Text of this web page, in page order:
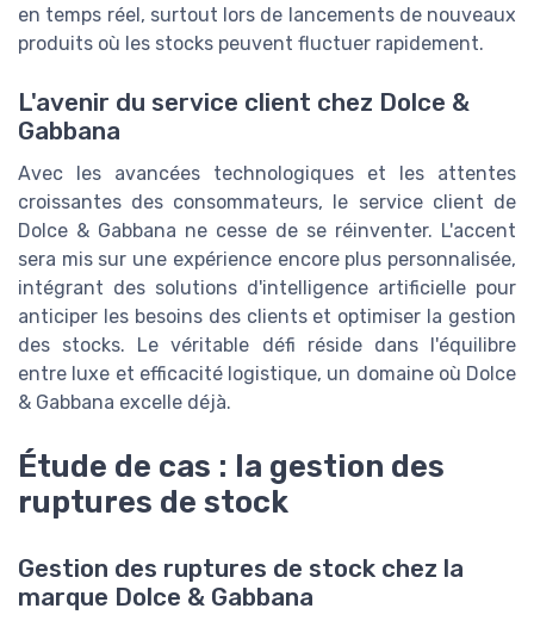
en temps réel, surtout lors de lancements de nouveaux
produits où les stocks peuvent fluctuer rapidement.
L'avenir du service client chez Dolce &
Gabbana
Avec les avancées technologiques et les attentes
croissantes des consommateurs, le service client de
Dolce & Gabbana ne cesse de se réinventer. L'accent
sera mis sur une expérience encore plus personnalisée,
intégrant des solutions d'intelligence artificielle pour
anticiper les besoins des clients et optimiser la gestion
des stocks. Le véritable défi réside dans l'équilibre
entre luxe et efficacité logistique, un domaine où Dolce
& Gabbana excelle déjà.
Étude de cas : la gestion des
ruptures de stock
Gestion des ruptures de stock chez la
marque Dolce & Gabbana